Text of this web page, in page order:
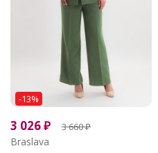
-13%
3 026₽ 3 660₽
Braslava